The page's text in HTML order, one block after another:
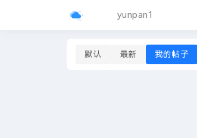
yunpan1
默认 最新 我的帖子